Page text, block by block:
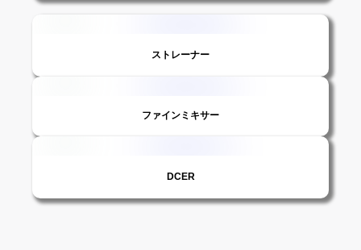
ストレーナー
ファインミキサー
DCER